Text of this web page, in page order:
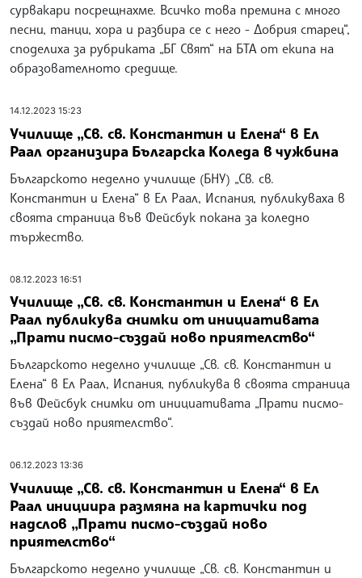
сурвакари посрещнахме. Всичко това премина с много
песни, танци, хора и разбира се с него - Добрия старец“,
споделиха за рубриката „БГ Свят“ на БТА от екипа на
образователното средище.
14.12.2023 15:23
Училище „Св. св. Константин и Елена“ в Ел
Раал организира Българска Коледа в чужбина
Българското неделно училище (БНУ) „Св. св.
Константин и Елена“ в Ел Раал, Испания, публикуваха в
своята страница във Фейсбук покана за коледно
тържество.
08.12.2023 16:51
Училище „Св. св. Константин и Елена“ в Ел
Раал публикува снимки от инициативата
„Прати писмо-създай ново приятелство“
Българското неделно училище „Св. св. Константин и
Елена“ в Ел Раал, Испания, публикува в своята страница
във Фейсбук снимки от инициативата „Прати писмо-
създай ново приятелство“.
06.12.2023 13:36
Училище „Св. св. Константин и Елена“ в Ел
Раал инициира размяна на картички под
надслов „Прати писмо-създай ново
приятелство“
Българското неделно училище „Св. св. Константин и